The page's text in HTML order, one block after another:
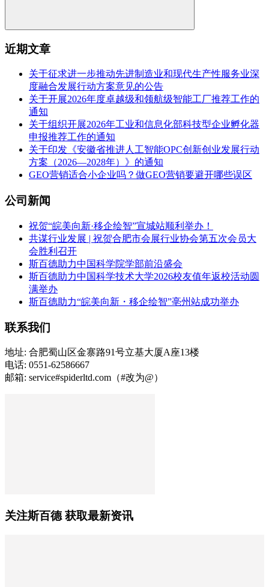
近期文章
关于征求进一步推动先进制造业和现代生产性服务业深
度融合发展行动方案意见的公告
关于开展2026年度卓越级和领航级智能工厂推荐工作的
通知
关于组织开展2026年工业和信息化部科技型企业孵化器
申报推荐工作的通知
关于印发《安徽省推进人工智能OPC创新创业发展行动
方案（2026—2028年）》的通知
GEO营销适合小企业吗？做GEO营销要避开哪些误区
公司新闻
祝贺“皖美向新·移企绘智”宣城站顺利举办！
共谋行业发展 | 祝贺合肥市会展行业协会第五次会员大
会胜利召开
斯百德助力中国科学院学部前沿盛会
斯百德助力中国科学技术大学2026校友值年返校活动圆
满举办
斯百德助力“皖美向新・移企绘智”亳州站成功举办
联系我们
地址: 合肥蜀山区金寨路91号立基大厦A座13楼
电话: 0551-62586667
邮箱: service#spiderltd.com（#改为@）
关注斯百德 获取最新资讯